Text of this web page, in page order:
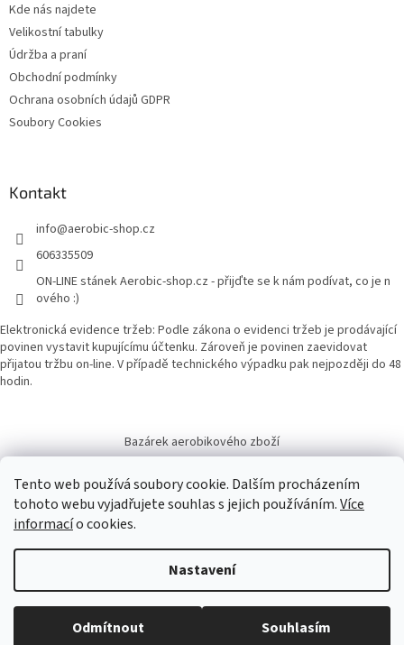
Tento web používá soubory cookie. Dalším procházením
tohoto webu vyjadřujete souhlas s jejich používáním.Více
informacío cookies.
Nastavení
Odmítnout Souhlasím
Kde nás najdete
Velikostní tabulky
Údržba a praní
Obchodní podmínky
Ochrana osobních údajů GDPR
Soubory Cookies
Kontakt
info@aerobic-shop.cz
606335509
ON-LINE stánek Aerobic-shop.cz - přijďte se k nám podívat, co je n
ového :)
Elektronická evidence tržeb: Podle zákona o evidenci tržeb je prodávající
povinen vystavit kupujícímu účtenku. Zároveň je povinen zaevidovat
přijatou tržbu on-line. V případě technického výpadku pak nejpozději do 48
hodin.
Bazárek aerobikového zboží
Copyright 2026Aerobic-shop.cz. Všechna práva vyhrazena.Upravit